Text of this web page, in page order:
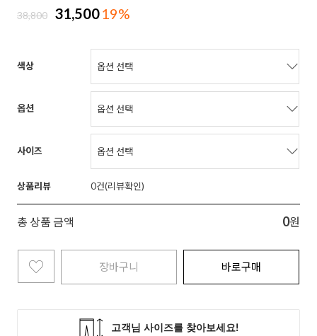
38,800 31,50019%
색상
옵션
사이즈
상품리뷰 0
총 상품 금액 0원
장바구니 바로구매